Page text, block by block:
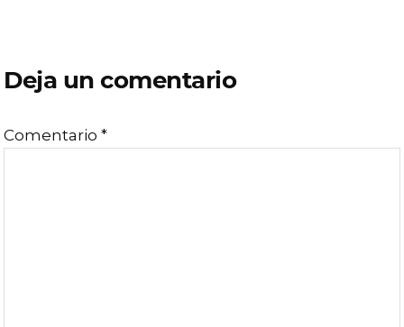
con
lectores
Deja un comentario
Comentario*